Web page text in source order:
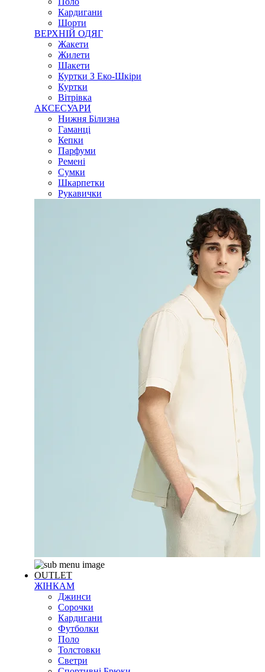
Кардигани
Шорти
ВЕРХНІЙ ОДЯГ
Жакети
Жилети
Шакети
Куртки З Еко-Шкіри
Куртки
Вітрівка
АКСЕСУАРИ
Нижня Білизна
Гаманці
Кепки
Парфуми
Ремені
Сумки
Шкарпетки
Рукавички
OUTLET
ЖІНКАМ
Джинси
Сорочки
Кардигани
Футболки
Поло
Толстовки
Светри